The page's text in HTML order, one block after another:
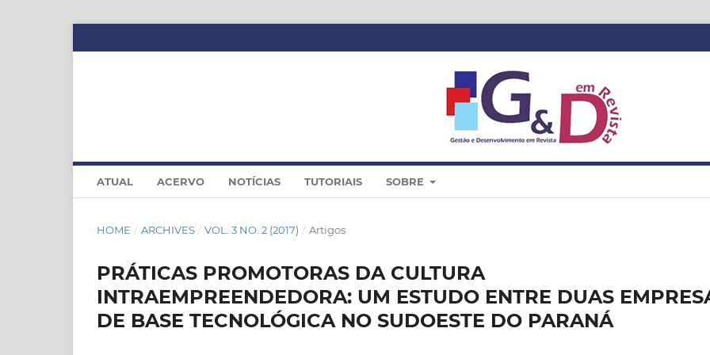
ATUAL ACERVO NOTÍCIAS TUTORIAIS SOBRE
HOME / ARCHIVES / VOL. 3 NO. 2 (2017) / Artigos
PRÁTICAS PROMOTORAS DA CULTURA
INTRAEMPREENDEDORA: UM ESTUDO ENTRE DUAS
DE BASE TECNOLÓGICA NO SUDOESTE DO PARANÁ